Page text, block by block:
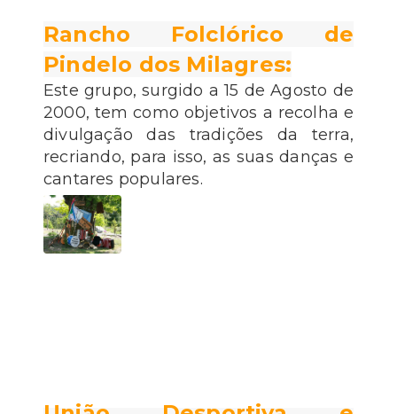
Rancho Folclórico de
Pindelo dos Milagres:
Este grupo, surgido a 15 de Agosto de
2000, tem como objetivos a recolha e
divulgação das tradições da terra,
recriando, para isso, as suas danças e
cantares populares.